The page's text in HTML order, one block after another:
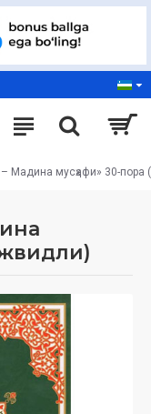
Мадина мусҳафи» 30-пора